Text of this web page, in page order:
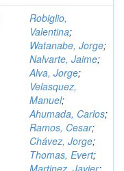
Robiglio,
Valentina;
Watanabe, Jorge;
Nalvarte, Jaime;
Alva, Jorge;
Velasquez,
Manuel;
Ahumada, Carlos;
Ramos, Cesar;
Chávez, Jorge;
Thomas, Evert;
Martinez, Javier;